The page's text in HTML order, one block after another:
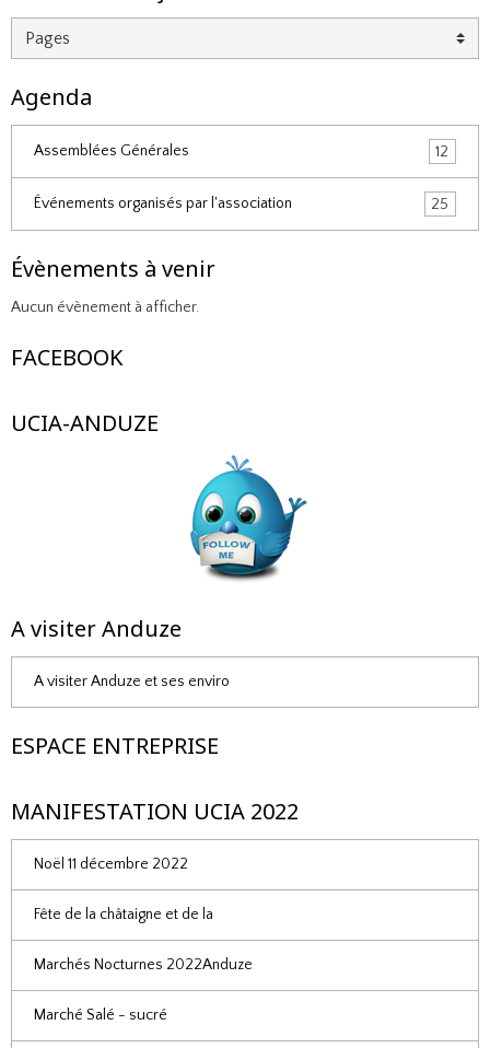
Agenda
Assemblées Générales 12
Événements organisés par l'association 25
Évènements à venir
Aucun évènement à afficher.
FACEBOOK
UCIA-ANDUZE
A visiter Anduze
A visiter Anduze et ses enviro
ESPACE ENTREPRISE
MANIFESTATION UCIA 2022
Noël 11 décembre 2022
Fête de la châtaigne et de la
Marchés Nocturnes 2022Anduze
Marché Salé - sucré